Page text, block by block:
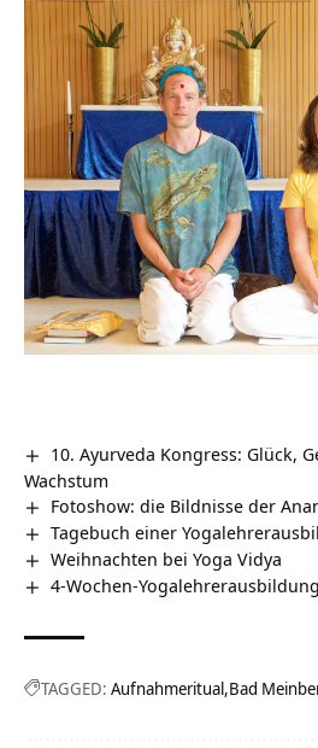
10. Ayurveda Kongress: Glück,
Wachstum
Fotoshow: die Bildnisse der
Tagebuch einer
Weihnachten bei Yoga Vidya
4-Wochen-
TAGGED: Aufnahmeritual Bad